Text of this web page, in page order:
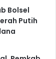
Bolsel
Putih